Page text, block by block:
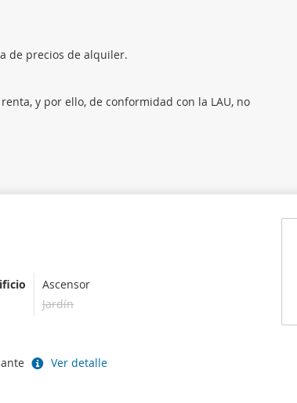
de precios de alquiler.
y por ello, de conformidad con la LAU, no
Ascensor
Jardín
Ver detalle